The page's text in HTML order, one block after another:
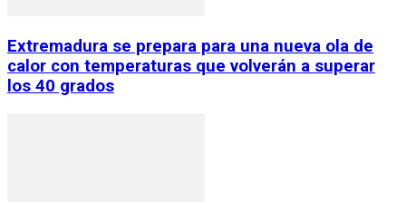
Extremadura se prepara para una nueva ola de
calor con temperaturas que volverán a superar
los 40 grados